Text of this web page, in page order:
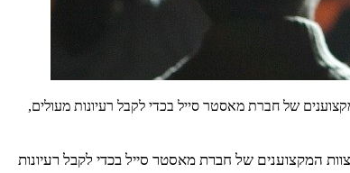
של חברת מאסטר סייל בכדי לקבל רעיונות מעולים,
המקצוענים של חברת מאסטר סייל בכדי לקבל רעיונות